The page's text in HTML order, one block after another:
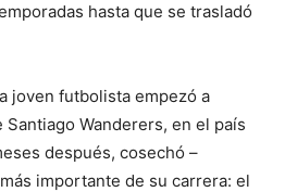
hasta que se trasladó
joven futbolista empezó a
Wanderers, en el país
después, cosechó –
importante de su carrera: el